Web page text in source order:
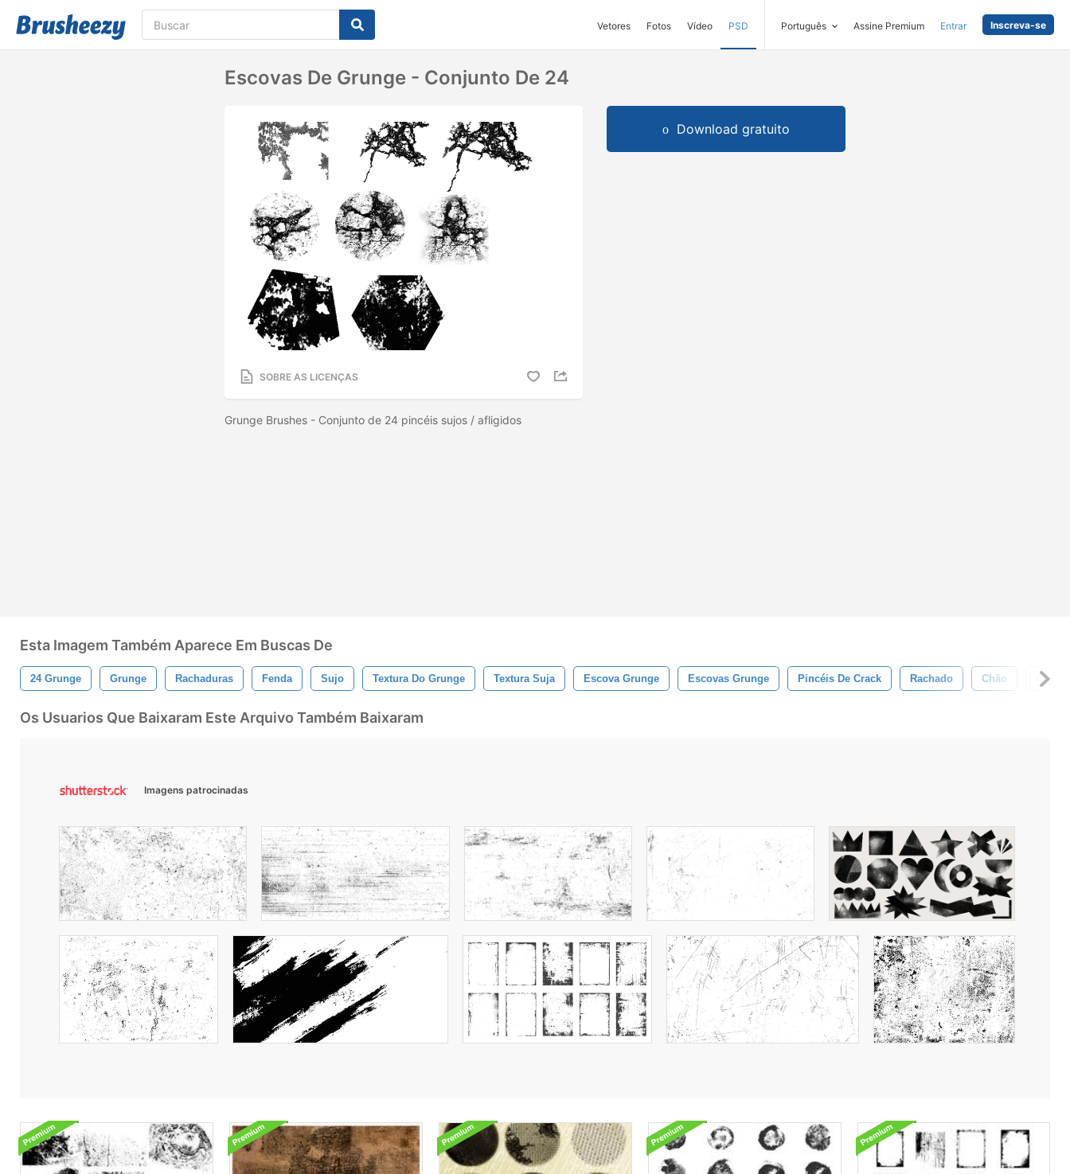
Vetores Fotos Vídeo PSD Português Assine Premium Entrar Inscreva-se
Escovas De Grunge - Conjunto De 24
SOBRE AS LICENÇAS
Grunge Brushes - Conjunto de 24 pincéis sujos / afligidos
Download gratuito
Esta Imagem Também Aparece Em Buscas De
24 Grunge Grunge Rachaduras Fenda Sujo Textura Do Grunge Textura Suja Escova Grunge Escovas Grunge Pincéis De Crack Rachado Chão Pedra
Os Usuarios Que Baixaram Este Arquivo Também Baixaram
Imagens patrocinadas